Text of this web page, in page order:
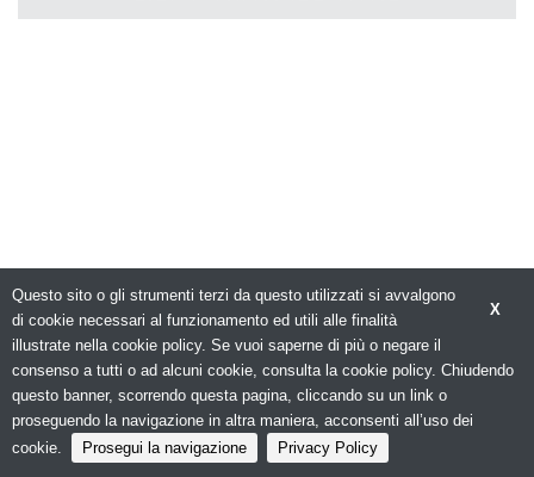
X
Questo sito o gli strumenti terzi da questo utilizzati si avvalgono
di cookie necessari al funzionamento ed utili alle finalità
illustrate nella cookie policy. Se vuoi saperne di più o negare il
consenso a tutti o ad alcuni cookie, consulta la cookie policy. Chiudendo
questo banner, scorrendo questa pagina, cliccando su un link o
proseguendo la navigazione in altra maniera, acconsenti all’uso dei
cookie.
Prosegui la navigazione Privacy Policy